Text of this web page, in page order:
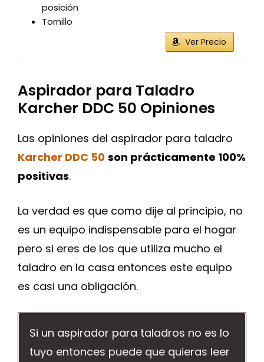
posición
Tornillo
Ver Precio
Aspirador para Taladro
Karcher DDC 50 Opiniones
Las opiniones del aspirador para taladro
Karcher DDC 50 son prácticamente 100%
positivas.
La verdad es que como dije al principio, no
es un equipo indispensable para el hogar
pero si eres de los que utiliza mucho el
taladro en la casa entonces este equipo
es casi una obligación.
Si un aspirador para taladros no es lo
tuyo entonces puede que quieras leer